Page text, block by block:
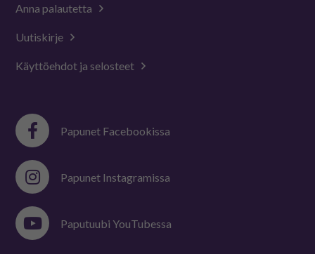
Anna palautetta
Uutiskirje
Käyttöehdot ja selosteet
Papunet Facebookissa
Papunet Instagramissa
Paputuubi YouTubessa